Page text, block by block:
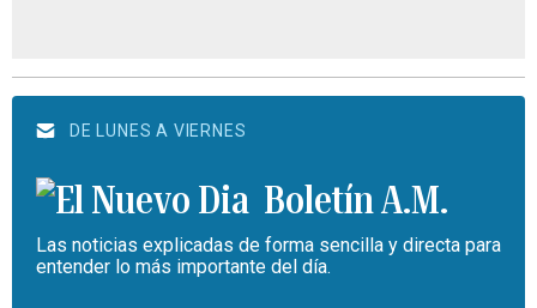
DE LUNES A VIERNES
Boletín A.M.
Las noticias explicadas de forma sencilla y directa para
entender lo más importante del día.